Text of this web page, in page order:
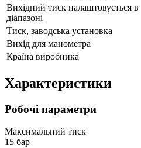
Вихідний тиск налаштовується в
діапазоні
Тиск, заводська установка
Вихід для манометра
Країна виробника
Характеристики
Робочі параметри
Максимальний тиск
15 бар